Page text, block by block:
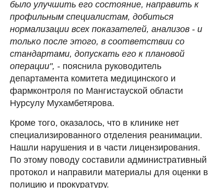
было улучшить его состояние, направить к
профильным специалистам, добиться
нормализации всех показателей, анализов - и
только после этого, в соответствии со
стандартами, допускать его к плановой
операции", - пояснила руководитель
департамента комитета медицинского и
фармконтроля по Мангистауской области
Нурсулу Мухамбетярова.
Кроме того, оказалось, что в клинике нет
специализированного отделения реанимации.
Нашли нарушения и в части лицензирования.
По этому поводу составили административный
протокол и направили материалы для оценки в
полицию и прокуратуру.